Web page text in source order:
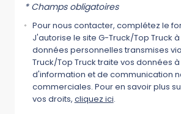
* Champs obligatoires
Pour nous contacter, complétez le
J'autorise le site G-Truck/Top Truck
données personnelles transmises
Truck/Top Truck traite vos données
d'information et de communication
commerciales. Pour en savoir plus
vos droits, cliquez ici.